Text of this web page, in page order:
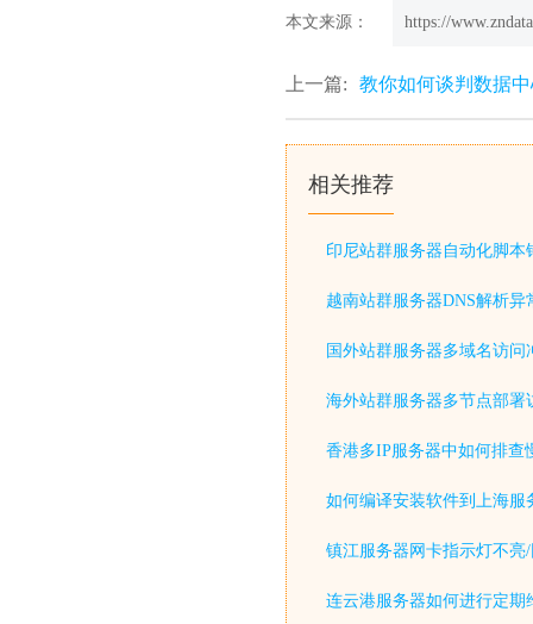
本文来源： https://
上一篇: 教你如何谈判数据
相关推荐
印尼站群服务器自动化脚本
越南站群服务器DNS解析异
国外站群服务器多域名访问
海外站群服务器多节点部署
香港多IP服务器中如何排查
如何编译安装软件到上海服
镇江服务器网卡指示灯不亮
连云港服务器如何进行定期